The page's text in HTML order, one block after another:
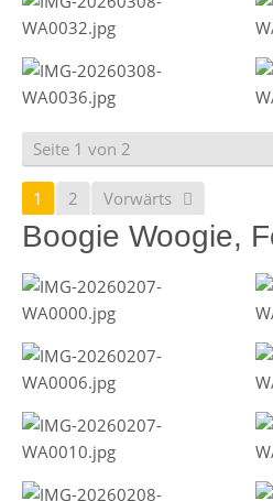
Seite 1 von 2
1 2 Vorwärts
Boogie Woogie,